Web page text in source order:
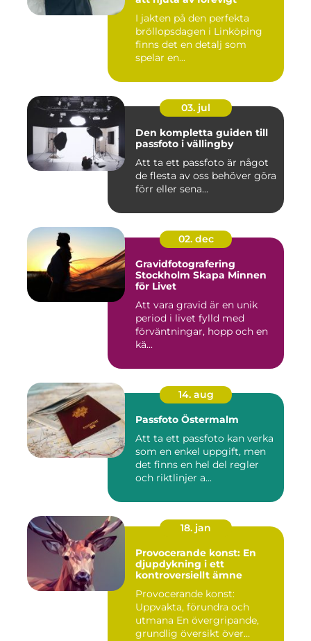
I jakten på den perfekta
bröllopsdagen i Linköping
finns det en detalj som
spelar en...
03. jul
Den kompletta guiden till
passfoto i vällingby
Att ta ett passfoto är något
de flesta av oss behöver göra
förr eller sena...
02. dec
Gravidfotografering
Stockholm Skapa Minnen
för Livet
Att vara gravid är en unik
period i livet fylld med
förväntningar, hopp och en
kä...
14. aug
Passfoto Östermalm
Att ta ett passfoto kan verka
som en enkel uppgift, men
det finns en hel del regler
och riktlinjer a...
18. jan
Provocerande konst: En
djupdykning i ett
kontroversiellt ämne
Provocerande konst:
Uppvakta, förundra och
utmana En övergripande,
grundlig översikt över